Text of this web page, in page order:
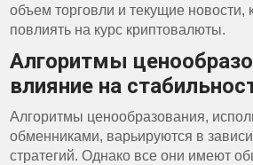
объем торговли и текущие новости,
повлиять на курс криптовалюты.
Алгоритмы
влияние на
Алгоритмы ценообразования,
обменниками, варьируются в
стратегий. Однако все они имеют